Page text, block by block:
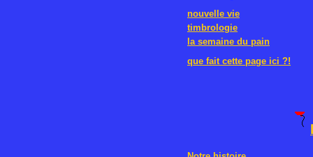
nouvelle vie
timbrologie
la semaine du pain
que fait cette page ici ?!